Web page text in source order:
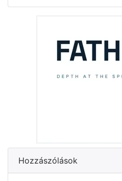
Hozzászólások